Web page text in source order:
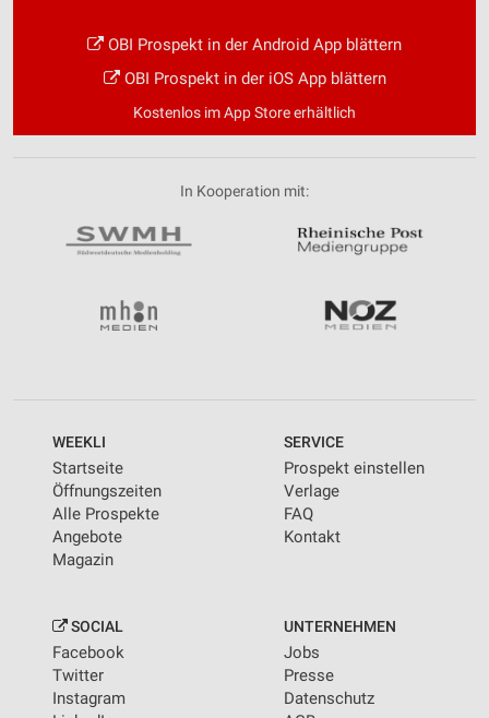
OBI Prospekt in der Android App blättern
OBI Prospekt in der iOS App blättern
Kostenlos im App Store erhältlich
In Kooperation mit:
WEEKLI
Startseite
Öffnungszeiten
Alle Prospekte
Angebote
Magazin
SERVICE
Prospekt einstellen
Verlage
FAQ
Kontakt
SOCIAL
Facebook
Twitter
Instagram
UNTERNEHMEN
Jobs
Presse
Datenschutz